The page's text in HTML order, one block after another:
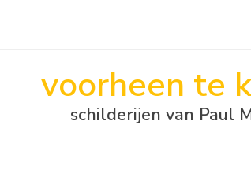
voorheen te
schilderijen van Paul